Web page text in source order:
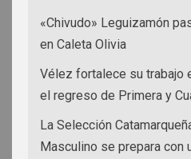
«Chivudo» Leguizamón
en Caleta Olivia
Vélez fortalece su trabajo
el regreso de Primera y
La Selección
Masculino se prepara con